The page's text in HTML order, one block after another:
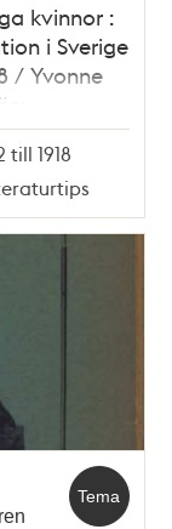
kvinnor :
i Sverige
/ Yvonne
till 1918
Tema